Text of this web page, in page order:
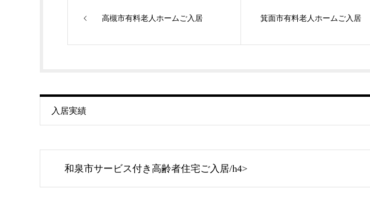
高槻市有料老人ホームご入居 箕面市有料老人ホームご入居
入居実績
和泉市サービス付き高齢者住宅ご入居/h4>